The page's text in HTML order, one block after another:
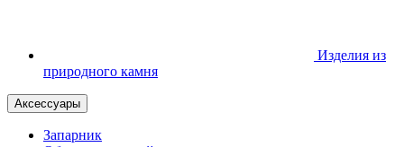
Изделия из
природного камня
Аксессуары
Запарник